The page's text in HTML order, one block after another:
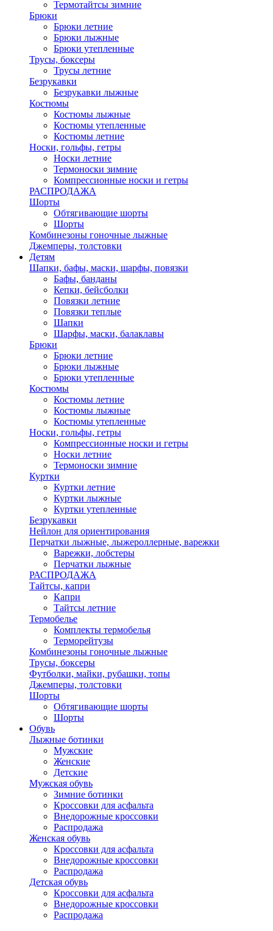
Термотайтсы зимние
Брюки
Брюки летние
Брюки лыжные
Брюки утепленные
Трусы, боксеры
Трусы летние
Безрукавки
Безрукавки лыжные
Костюмы
Костюмы лыжные
Костюмы утепленные
Костюмы летние
Носки, гольфы, гетры
Носки летние
Термоноски зимние
Компрессионные носки и гетры
РАСПРОДАЖА
Шорты
Обтягивающие шорты
Шорты
Комбинезоны гоночные лыжные
Джемперы, толстовки
Детям
Шапки, бафы, маски, шарфы, повязки
Бафы, банданы
Кепки, бейсболки
Повязки летние
Повязки теплые
Шапки
Шарфы, маски, балаклавы
Брюки
Брюки летние
Брюки лыжные
Брюки утепленные
Костюмы
Костюмы летние
Костюмы лыжные
Костюмы утепленные
Носки, гольфы, гетры
Компрессионные носки и гетры
Носки летние
Термоноски зимние
Куртки
Куртки летние
Куртки лыжные
Куртки утепленные
Безрукавки
Нейлон для ориентирования
Перчатки лыжные, лыжероллерные, варежки
Варежки, лобстеры
Перчатки лыжные
РАСПРОДАЖА
Тайтсы, капри
Капри
Тайтсы летние
Термобелье
Комплекты термобелья
Терморейтузы
Комбинезоны гоночные лыжные
Трусы, боксеры
Футболки, майки, рубашки, топы
Джемперы, толстовки
Шорты
Обтягивающие шорты
Шорты
Обувь
Лыжные ботинки
Мужские
Женские
Детские
Мужская обувь
Зимние ботинки
Кроссовки для асфальта
Внедорожные кроссовки
Распродажа
Женская обувь
Кроссовки для асфальта
Внедорожные кроссовки
Распродажа
Детская обувь
Кроссовки для асфальта
Внедорожные кроссовки
Распродажа